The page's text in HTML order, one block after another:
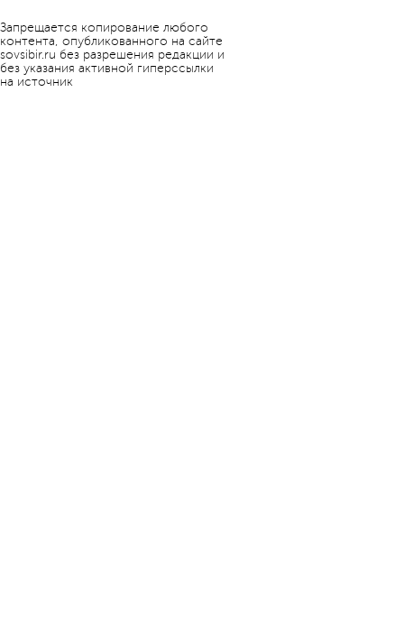
Запрещается копирование любого
контента, опубликованного на сайте
sovsibir.ru без разрешения редакции и
без указания активной гиперссылки
на источник